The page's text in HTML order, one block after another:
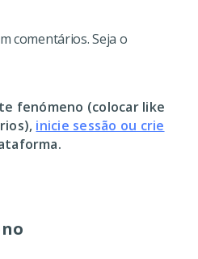
comentários. Seja o
fenómeno (colocar like
inicie sessão ou crie